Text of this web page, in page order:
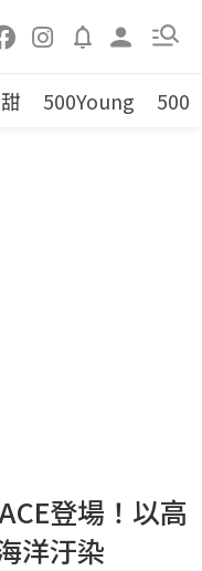
500Young 500
登場！以高
洋汙染